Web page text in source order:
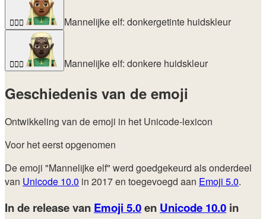
🧝🏾‍♂️ Mannelijke elf: donkergetinte huidskleur
🧝🏿‍♂️ Mannelijke elf: donkere huidskleur
Geschiedenis van de emoji
Ontwikkeling van de emoji in het Unicode-lexicon
Voor het eerst opgenomen
De emoji "Mannelijke elf" werd goedgekeurd als onderdeel
van Unicode 10.0 in 2017 en toegevoegd aan Emoji 5.0.
In de release van Emoji 5.0en Unicode 10.0 in